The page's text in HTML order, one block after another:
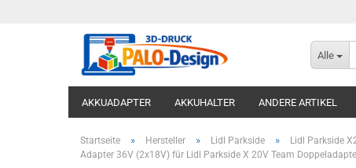
Alle
AKKUADAPTER AKKUHALTER ANDERE ARTIKEL
Startseite » Hersteller » Lidl Parkside » Lidl Parkside
Adapter 36V (2x18V) für Lidl Parkside X 20V Team